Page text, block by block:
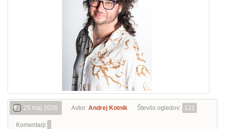
25 maj 2026 Avtor: Andrej Kotnik Število ogledov: 122
Komentarji: